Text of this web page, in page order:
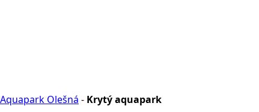
Aquapark Olešná - Krytý aquapark